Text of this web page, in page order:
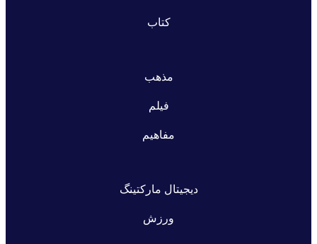
کتاب
مذهب
فیلم
مفاهیم
دیجیتال مارکتینگ
ورزش